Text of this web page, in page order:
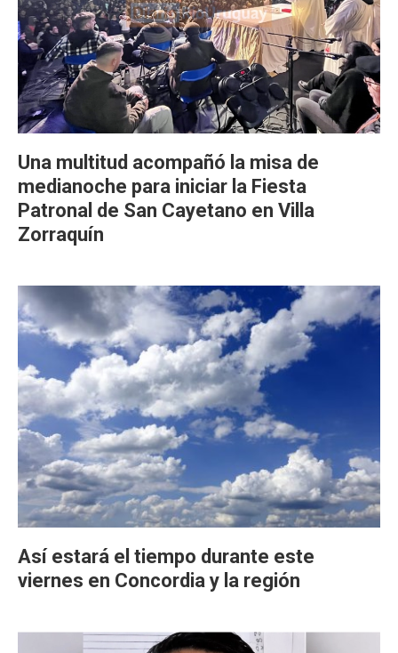
Una multitud acompañó la misa de
medianoche para iniciar la Fiesta
Patronal de San Cayetano en Villa
Zorraquín
Así estará el tiempo durante este
viernes en Concordia y la región